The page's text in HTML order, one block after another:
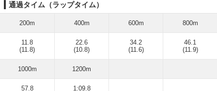
通過タイム（ラップタイム）
200m 400m 600m 800m
11.8
(11.8)
22.6
(10.8)
34.2
(11.6)
46.1
(11.9)
1000m 1200m
57.8
1:09.8